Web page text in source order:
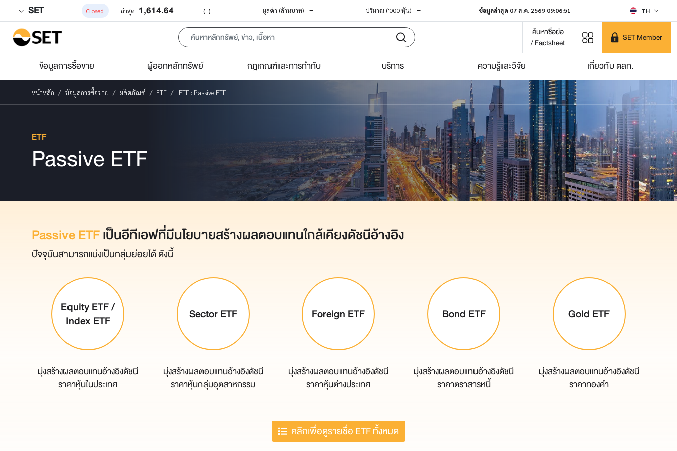
SET Closed ล่าสุด 1,614.64 - (-) มูลค่า (ล้านบาท) - ปริมาณ ('000 หุ้น) - ข้อมูลล่าสุด 07 ส.ค. 2569 09:06:51 TH
ค้นหาชื่อย่อ
/ Factsheet
SET Member
ข้อมูลการซื้อขาย ผู้ออกหลักทรัพย์ กฎเกณฑ์และการกำกับ บริการ ความรู้และวิจัย เกี่ยวกับ ตลท.
หน้าหลัก ข้อมูลการซื้อขาย ผลิตภัณฑ์ ETF ETF : Passive ETF
ETF
Passive ETF
Passive ETFเป็นอีทีเอฟที่มีนโยบายสร้างผลตอบแทนใกล้เคียงดัชนีอ้างอิง
ปัจจุบันสามารถแบ่งเป็นกลุ่มย่อยได้ ดังนี้
Equity ETF /
Index ETF
มุ่งสร้างผลตอบแทนอ้างอิงดัชนี
ราคาหุ้นในประเทศ
Sector ETF
มุ่งสร้างผลตอบแทนอ้างอิงดัชนี
ราคาหุ้นกลุ่มอุตสาหกรรม
Foreign ETF
มุ่งสร้างผลตอบแทนอ้างอิงดัชนี
ราคาหุ้นต่างประเทศ
Bond ETF
มุ่งสร้างผลตอบแทนอ้างอิงดัชนี
ราคาตราสารหนี้
Gold ETF
มุ่งสร้างผลตอบแทนอ้างอิงดัชนี
ราคาทองคำ
คลิกเพื่อดูรายชื่อ ETF ทั้งหมด